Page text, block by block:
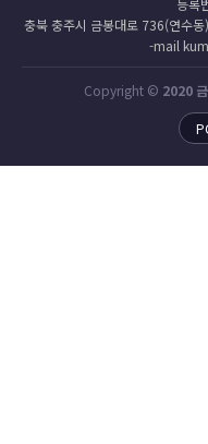
등록
충북 충주시 금봉대로 736(연수
-mail
Copyright © 2020